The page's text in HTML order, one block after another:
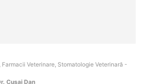
Veterinare, Stomatologie Veterinară -
Cusai Dan